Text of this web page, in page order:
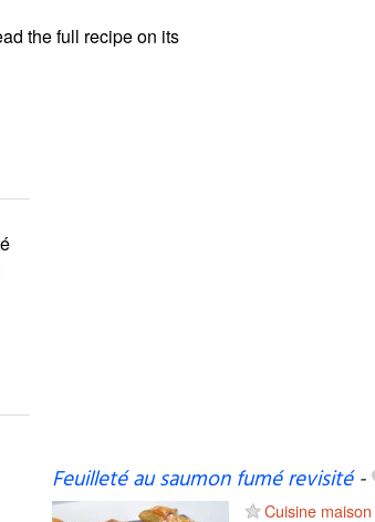
the full recipe on its
Feuilleté au saumon fumé revisité-
Cuisine maison